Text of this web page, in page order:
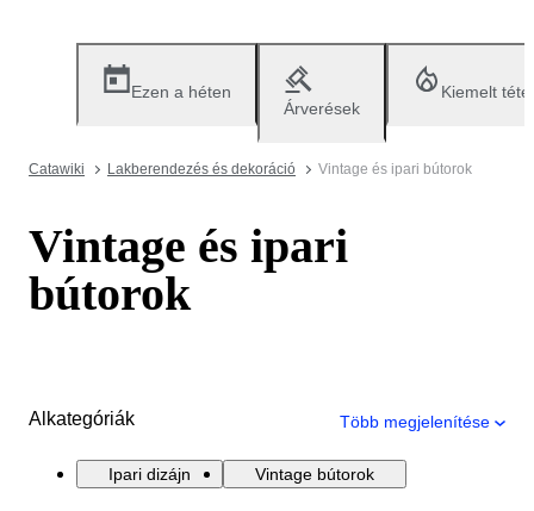
Ezen a héten
Árverések
Kiemelt
Catawiki Lakberendezés és dekoráció Vintage és ipari bútorok
Vintage és ipari
bútorok
Alkategóriák Több megjelenítése
Ipari dizájn Vintage bútorok